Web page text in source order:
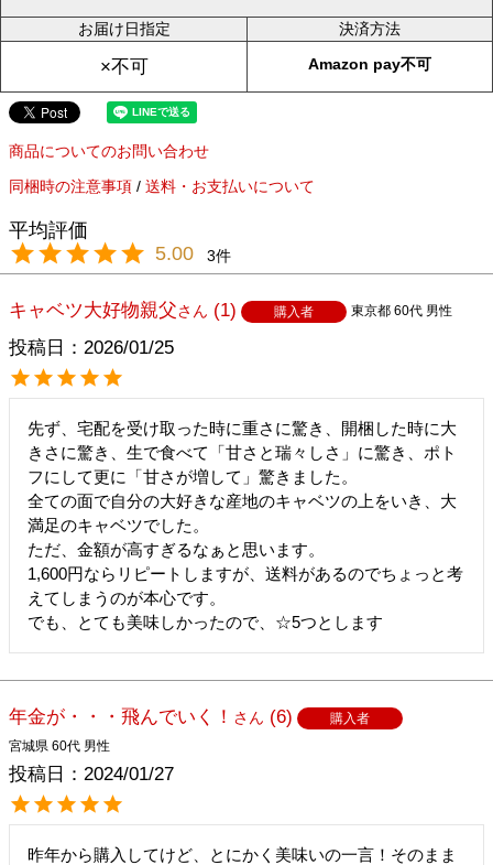
お届け日指定
×不可
決済方法
Amazon pay不可
商品についてのお問い合わせ
同梱時の注意事項 / 送料・お支払いについて
5.00 3
キャベツ大好物親父 1 購入者 東京都 60代 男性
投稿日 2026/01/25
先ず、宅配を受け取った時に重さに驚き、開梱した時に大
きさに驚き、生で食べて「甘さと瑞々しさ」に驚き、ポト
フにして更に「甘さが増して」驚きました。
全ての面で自分の大好きな産地のキャベツの上をいき、大
満足のキャベツでした。
ただ、金額が高すぎるなぁと思います。
1,600円ならリピートしますが、送料があるのでちょっと考
えてしまうのが本心です。
でも、とても美味しかったので、☆5つとします
年金が・・・飛んでいく！ 6
購入者
宮城県 60代 男性
投稿日 2024/01/27
昨年から購入してけど、とにかく美味いの一言！そのまま